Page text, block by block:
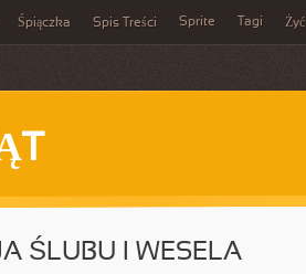
Śpiączka Spis Treści Sprite Tagi Żyć
ŚLUBU I WESELA